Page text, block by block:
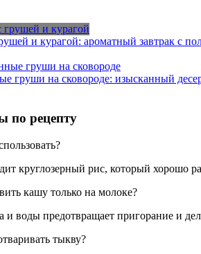
и курагой: ароматный завтрак с
груши на сковороде: изысканный
по рецепту
круглозерный рис, который хорошо
кашу только на молоке?
и воды предотвращает пригорание и
тыкву?